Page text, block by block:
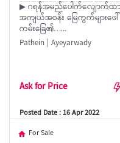
▶ ဂရန်အမည်ပေါက်လျောက်ထာ
အကျယ်အဝန်း မြေကွက်များဖေ
ကမ်းခြေ၏…...
Pathein | Ayeyarwady
Ask for Price
Posted Date : 16 Apr 2022
For Sale